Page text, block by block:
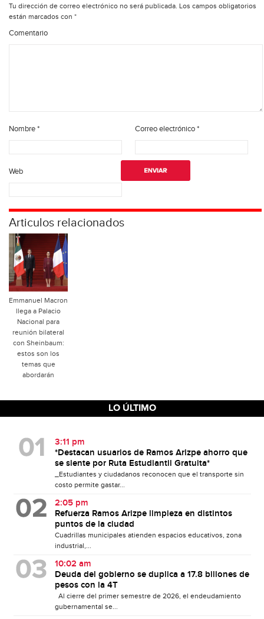
Tu dirección de correo electrónico no será publicada. Los campos obligatorios
están marcados con *
Comentario
Nombre* Correo electrónico*
Web
Articulos relacionados
Emmanuel Macron
llega a Palacio
Nacional para
reunión bilateral
con Sheinbaum:
estos son los
temas que
abordarán
LO ÚLTIMO
3:11 pm
*Destacan usuarios de Ramos Arizpe ahorro que
se siente por Ruta Estudiantil Gratuita*
_Estudiantes y ciudadanos reconocen que el transporte sin
costo permite gastar...
2:05 pm
Refuerza Ramos Arizpe limpieza en distintos
puntos de la ciudad
Cuadrillas municipales atienden espacios educativos, zona
industrial,...
10:02 am
Deuda del gobierno se duplica a 17.8 billones de
pesos con la 4T
Al cierre del primer semestre de 2026, el endeudamiento
gubernamental se...